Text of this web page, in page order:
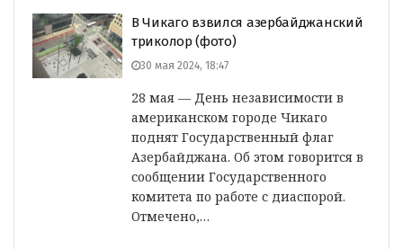
В Чикаго взвился азербайджанский
триколор (фото)
30 мая 2024, 18:47
28 мая — День независимости в
американском городе Чикаго
поднят Государственный флаг
Азербайджана. Об этом говорится в
сообщении Государственного
комитета по работе с диаспорой.
Отмечено,…